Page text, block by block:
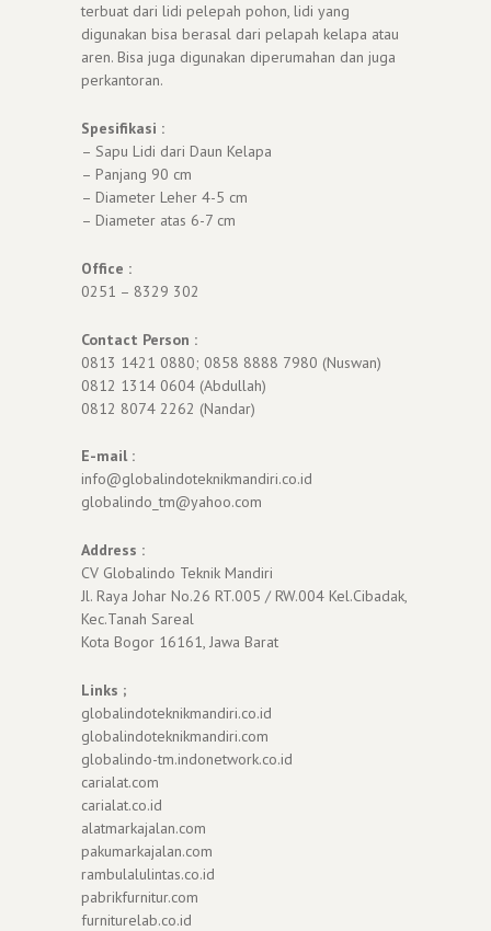
terbuat dari lidi pelepah pohon, lidi yang
digunakan bisa berasal dari pelapah kelapa atau
aren. Bisa juga digunakan diperumahan dan juga
perkantoran.
Spesifikasi :
– Sapu Lidi dari Daun Kelapa
– Panjang 90 cm
– Diameter Leher 4-5 cm
– Diameter atas 6-7 cm
Office :
0251 – 8329 302
Contact Person :
0813 1421 0880; 0858 8888 7980 (Nuswan)
0812 1314 0604 (Abdullah)
0812 8074 2262 (Nandar)
E-mail :
info@globalindoteknikmandiri.co.id
globalindo_tm@yahoo.com
Address :
CV Globalindo Teknik Mandiri
Jl. Raya Johar No.26 RT.005 / RW.004 Kel.Cibadak,
Kec.Tanah Sareal
Kota Bogor 16161, Jawa Barat
Links ;
globalindoteknikmandiri.co.id
globalindoteknikmandiri.com
globalindo-tm.indonetwork.co.id
carialat.com
carialat.co.id
alatmarkajalan.com
pakumarkajalan.com
rambulalulintas.co.id
pabrikfurnitur.com
furniturelab.co.id